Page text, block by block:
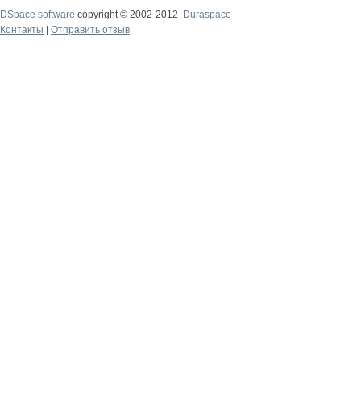
DSpace software copyright © 2002-2012
Duraspace
Контакты
Отправить отзыв